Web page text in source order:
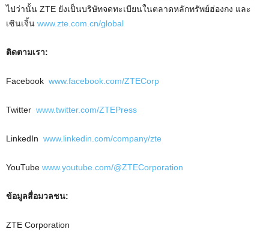
ไปว่านั้น ZTE ยังเป็นบริษัทจดทะเบียนในตลาดหลักทรัพย์ฮ่องกง และ
เซินเจิ้น www.zte.com.cn/global
ติดตามเรา:
Facebook www.facebook.com/ZTECorp
Twitter www.twitter.com/ZTEPress
LinkedIn www.linkedin.com/company/zte
YouTube www.youtube.com/@ZTECorporation
ข้อมูลสื่อมวลชน:
ZTE Corporation